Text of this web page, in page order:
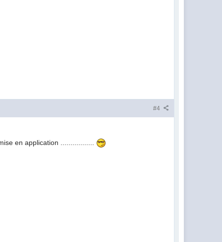
#4
en application .................